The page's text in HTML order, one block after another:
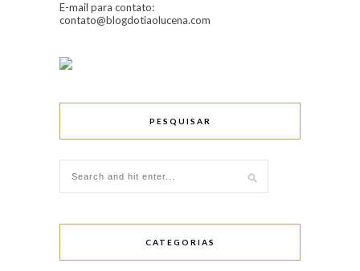
E-mail para contato:
contato@blogdotiaolucena.com
PESQUISAR
CATEGORIAS